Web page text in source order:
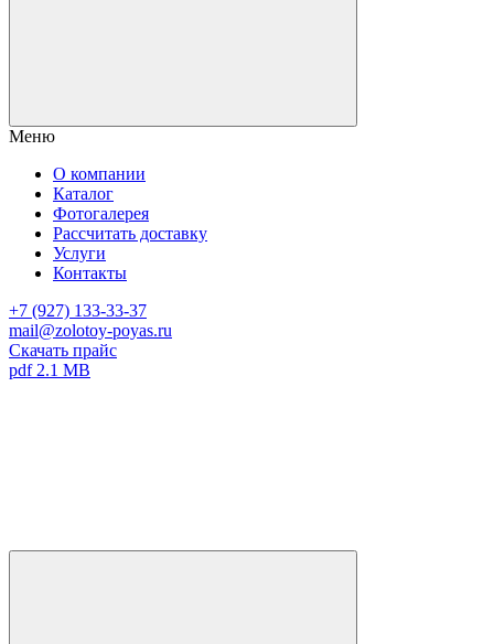
Меню
О компании
Каталог
Фотогалерея
Рассчитать доставку
Услуги
Контакты
+7 (927) 133-33-37
mail@zolotoy-poyas.ru
Скачать прайс
pdf 2.1 MB